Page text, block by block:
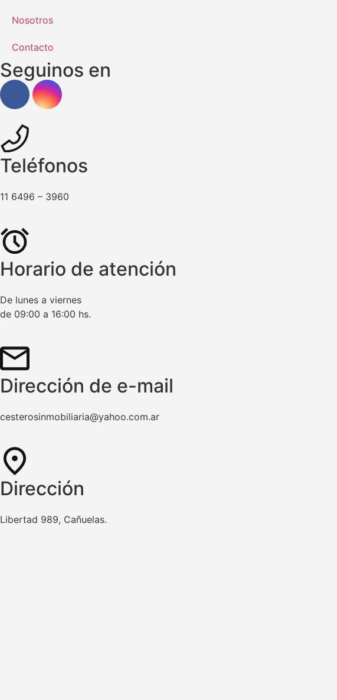
Nosotros
Contacto
Seguinos en
Teléfonos
11 6496 – 3960
Horario de atención
De lunes a viernes
de 09:00 a 16:00 hs.
Dirección de e-mail
cesterosinmobiliaria@yahoo.com.ar
Dirección
Libertad 989, Cañuelas.